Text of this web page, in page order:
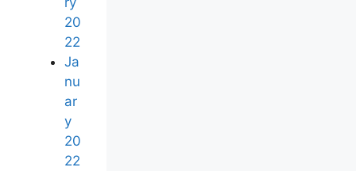
20
22
Ja
nu
ar
y
20
22